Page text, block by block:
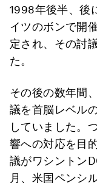
1998年後半、後
イツのボンで開
定され、その討
た。
その後の数年間
議を首脳レベル
していました。
響への対応を目
議がワシントン
月、米国ペンシ